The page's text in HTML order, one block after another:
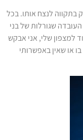
בתקווה לנצח אותו. בכל
שגורלות של בני
למצפון שלי, אני אבקש
או שאין באפשרותי